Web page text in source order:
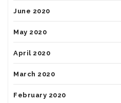
June 2020
May 2020
April 2020
March 2020
February 2020